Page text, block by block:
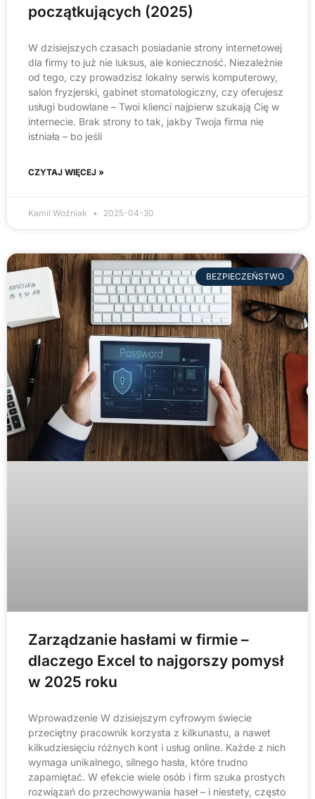
początkujących (2025)
W dzisiejszych czasach posiadanie strony internetowej
dla firmy to już nie luksus, ale konieczność. Niezależnie
od tego, czy prowadzisz lokalny serwis komputerowy,
salon fryzjerski, gabinet stomatologiczny, czy oferujesz
usługi budowlane – Twoi klienci najpierw szukają Cię w
internecie. Brak strony to tak, jakby Twoja firma nie
istniała – bo jeśli
CZYTAJ WIĘCEJ »
Kamil Woźniak 2025-04-30
BEZPIECZEŃSTWO
Zarządzanie hasłami w firmie –
dlaczego Excel to najgorszy pomysł
w 2025 roku
Wprowadzenie W dzisiejszym cyfrowym świecie
przeciętny pracownik korzysta z kilkunastu, a nawet
kilkudziesięciu różnych kont i usług online. Każde z nich
wymaga unikalnego, silnego hasła, które trudno
zapamiętać. W efekcie wiele osób i firm szuka prostych
rozwiązań do przechowywania haseł – i niestety, często